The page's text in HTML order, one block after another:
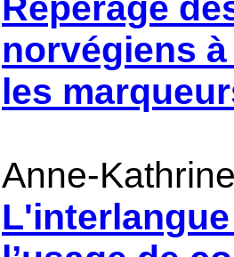
norvégiens
les
Anne-